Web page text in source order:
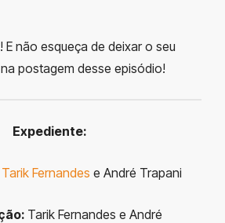
não esqueça de deixar o seu
postagem desse episódio!
Expediente:
Tarik Fernandes e André Trapani
Tarik Fernandes e André